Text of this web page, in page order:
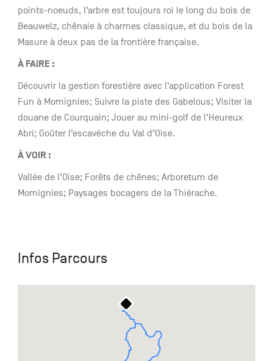
points-noeuds, l’arbre est toujours roi le long du bois de
Beauwelz, chênaie à charmes classique, et du bois de la
Masure à deux pas de la frontière française.
À FAIRE :
Découvrir la gestion forestière avec l’application Forest
Fun à Momignies; Suivre la piste des Gabelous; Visiter la
douane de Courquain; Jouer au mini-golf de l’Heureux
Abri; Goûter l’escavèche du Val d’Oise.
À VOIR :
Vallée de l’Oise; Forêts de chênes; Arboretum de
Momignies; Paysages bocagers de la Thiérache.
Infos Parcours